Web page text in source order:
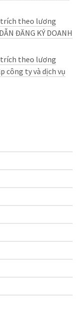
trích theo lương
ĐĂNG KÝ DOANH
trích theo lương
công ty và dịch vụ